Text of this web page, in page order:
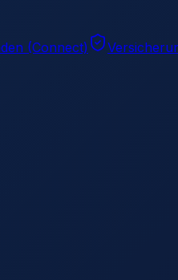
(Connect)